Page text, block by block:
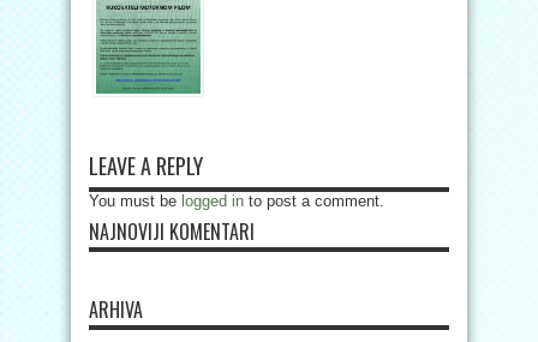
LEAVE A REPLY
You must be logged in to post a comment.
NAJNOVIJI KOMENTARI
ARHIVA